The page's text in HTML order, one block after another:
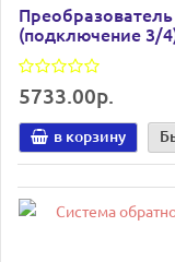
(подключение 3/
5733.00р.
в корзину